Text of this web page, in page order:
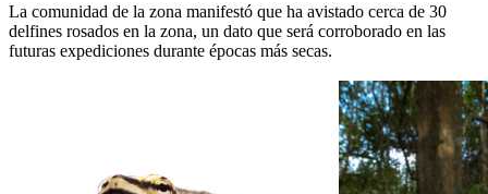
La comunidad de la zona manifestó que ha avistado cerca de 30
delfines rosados en la zona, un dato que será corroborado en las
futuras expediciones durante épocas más secas.